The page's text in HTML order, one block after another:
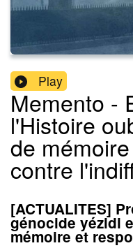
Play
Memento -
l'Histoire
de
contre
[ACTUALITES]
génocide yézidi
mémoire et